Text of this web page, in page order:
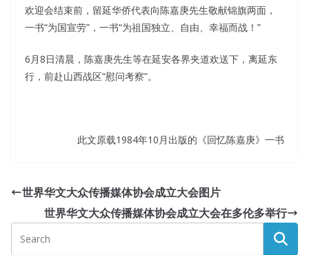
欢迎会结束前，留延华侨代表向陈嘉庚先生敬献锦旗两面，
一书“为国宣劳”，一书“为祖国独立、自由、幸福而战！”
6月8日清晨，陈嘉庚先生等在延安各界夹道欢送下，离延东
行，前赴山西战区“慰问考察”。
此文原载1984年10月出版的《回忆陈嘉庚》一书
世界华文大众传播媒体协会成立大会图片
世界华文大众传播媒体协会成立大会在多伦多举行